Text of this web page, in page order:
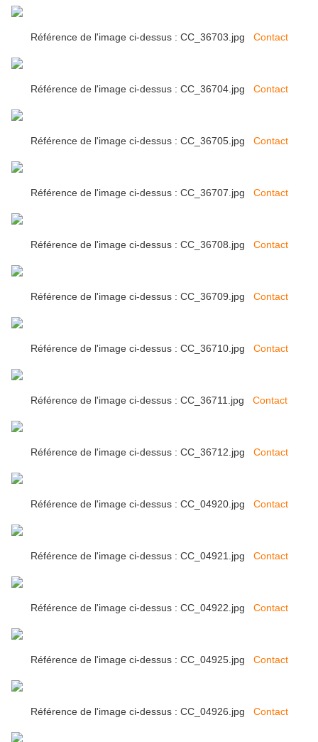
Référence de l'image ci-dessus : CC_36703.jpg Contact
Référence de l'image ci-dessus : CC_36704.jpg Contact
Référence de l'image ci-dessus : CC_36705.jpg Contact
Référence de l'image ci-dessus : CC_36707.jpg Contact
Référence de l'image ci-dessus : CC_36708.jpg Contact
Référence de l'image ci-dessus : CC_36709.jpg Contact
Référence de l'image ci-dessus : CC_36710.jpg Contact
Référence de l'image ci-dessus : CC_36711.jpg Contact
Référence de l'image ci-dessus : CC_36712.jpg Contact
Référence de l'image ci-dessus : CC_04920.jpg Contact
Référence de l'image ci-dessus : CC_04921.jpg Contact
Référence de l'image ci-dessus : CC_04922.jpg Contact
Référence de l'image ci-dessus : CC_04925.jpg Contact
Référence de l'image ci-dessus : CC_04926.jpg Contact